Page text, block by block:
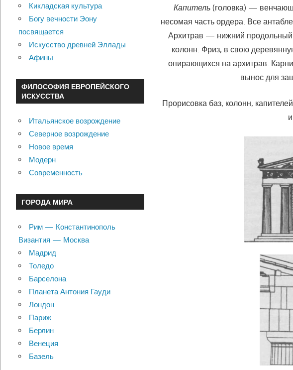
Капитель(головка) —
несомая часть ордера. Все
Архитрав — нижний продольный
колонн. Фриз, в свою
опирающихся на архитрав.
вынос для
Прорисовка баз, колонн,
Кикладская культура
Богу вечности Эону
посвящается
Искусство древней Эллады
Афины
ФИЛОСОФИЯ ЕВРОПЕЙСКОГО
ИСКУССТВА
Итальянское возрождение
Северное возрождение
Новое время
Модерн
Современность
ГОРОДА МИРА
Рим — Константинополь
Византия — Москва
Мадрид
Толедо
Барселона
Планета Антония Гауди
Лондон
Париж
Берлин
Венеция
Базель